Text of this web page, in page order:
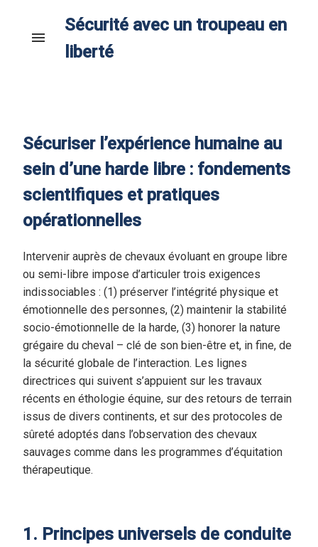
menu
Sécurité avec un troupeau en
liberté
Sécuriser l’expérience humaine au
sein d’une harde libre : fondements
scientifiques et pratiques
opérationnelles
Intervenir auprès de chevaux évoluant en groupe libre
ou semi-libre impose d’articuler trois exigences
indissociables : (1) préserver l’intégrité physique et
émotionnelle des personnes, (2) maintenir la stabilité
socio-émotionnelle de la harde, (3) honorer la nature
grégaire du cheval – clé de son bien-être et, in fine, de
la sécurité globale de l’interaction. Les lignes
directrices qui suivent s’appuient sur les travaux
récents en éthologie équine, sur des retours de terrain
issus de divers continents, et sur des protocoles de
sûreté adoptés dans l’observation des chevaux
sauvages comme dans les programmes d’équitation
thérapeutique.
1. Principes universels de conduite